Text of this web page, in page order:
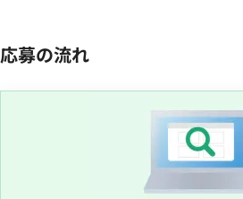
応募の流れ